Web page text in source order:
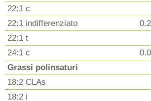
22:1 c
22:1 indifferenziato
22:1 t
24:1 c
Grassi polinsaturi
18:2 CLAs
18:2 i